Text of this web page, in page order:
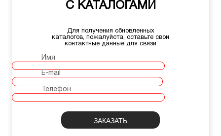
С КАТАЛОГАМИ
Для получения обновленных
каталогов, пожалуйста, оставьте свои
контактные данные для связи
Имя
E-mail
Телефон